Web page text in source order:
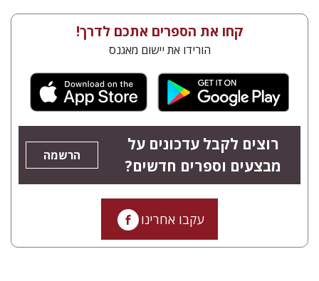
קחו את הספרים אתכם לדרך!
הורידו את יישום מאגנס
רוצים לקבל עדכונים על
מבצעים וספרים חדשים?
הרשמה
עקבו אחרינו